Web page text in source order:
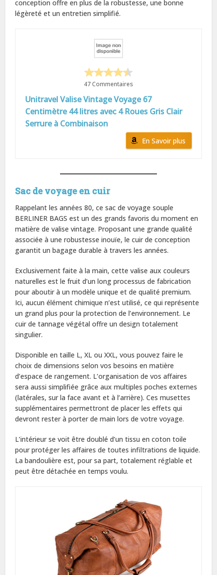
conception offre en plus de la robustesse, une bonne
légèreté et un entretien simplifié.
47 Commentaires
Unitravel Valise Vintage Voyage 67
Centimètre 44 litres avec 4 Roues Gris Clair
Serrure à Combinaison
En Savoir plus
Sac de voyage en cuir
Rappelant les années 80, ce sac de voyage souple
BERLINER BAGS est un des grands favoris du moment en
matière de valise vintage. Proposant une grande qualité
associée à une robustesse inouïe, le cuir de conception
garantit un bagage durable à travers les années.
Exclusivement faite à la main, cette valise aux couleurs
naturelles est le fruit d’un long processus de fabrication
pour aboutir à un modèle unique et de qualité premium.
Ici, aucun élément chimique n’est utilisé, ce qui représente
un grand plus pour la protection de l’environnement. Le
cuir de tannage végétal offre un design totalement
singulier.
Disponible en taille L, XL ou XXL, vous pouvez faire le
choix de dimensions selon vos besoins en matière
d’espace de rangement. L’organisation de vos affaires
sera aussi simplifiée grâce aux multiples poches externes
(latérales, sur la face avant et à l’arrière). Ces musettes
supplémentaires permettront de placer les effets qui
devront rester à porter de main lors de votre voyage.
L’intérieur se voit être doublé d’un tissu en coton toile
pour protéger les affaires de toutes infiltrations de liquide.
La bandoulière est, pour sa part, totalement réglable et
peut être détachée en temps voulu.